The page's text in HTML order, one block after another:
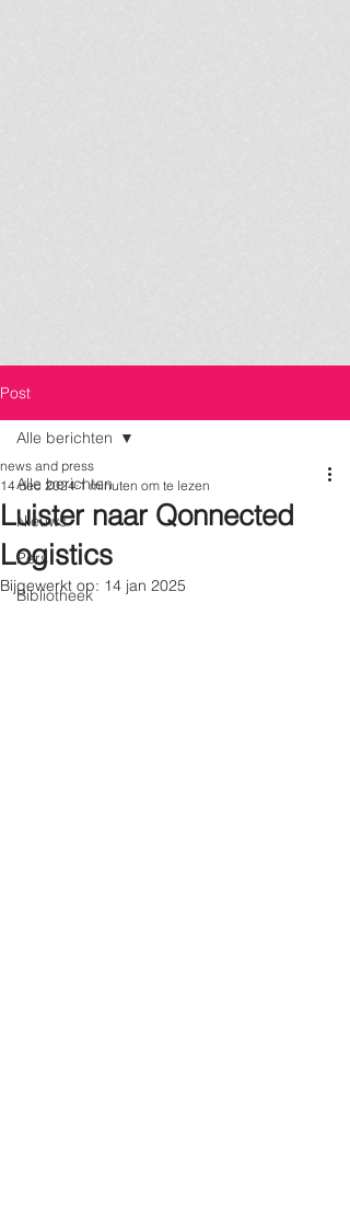
Post
Alle berichten
Nieuws
Pers
Bibliotheek
Alle berichten
Luister naar Qonnected
Logistics
news and press
14 dec 2024 1 minuten om te lezen
Bijgewerkt op: 14 jan 2025